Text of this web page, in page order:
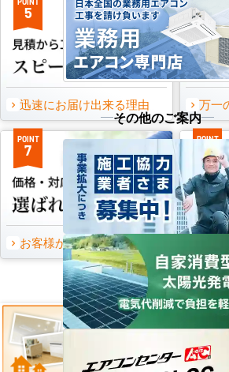
5
迅速にお届け出来る理由
6
万一
POINT
7
お客様から頂いたご意見
POINT
8
永
その他のご案内